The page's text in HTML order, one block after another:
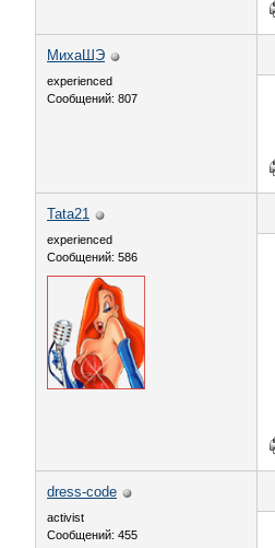
МихаШЭ
experienced
Сообщений: 807
Tata21
experienced
Сообщений: 586
dress-code
activist
Сообщений: 455